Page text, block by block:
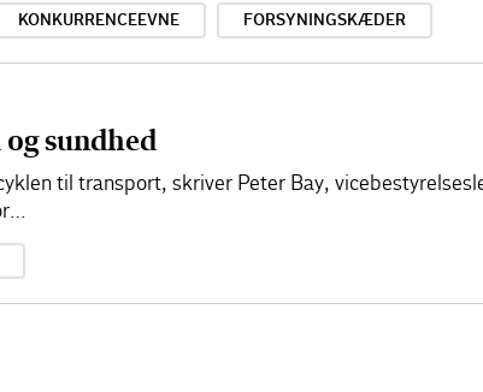
KONKURRENCEEVNE FORSYNINGSKÆDER
sundhed
til transport, skriver Peter Bay,